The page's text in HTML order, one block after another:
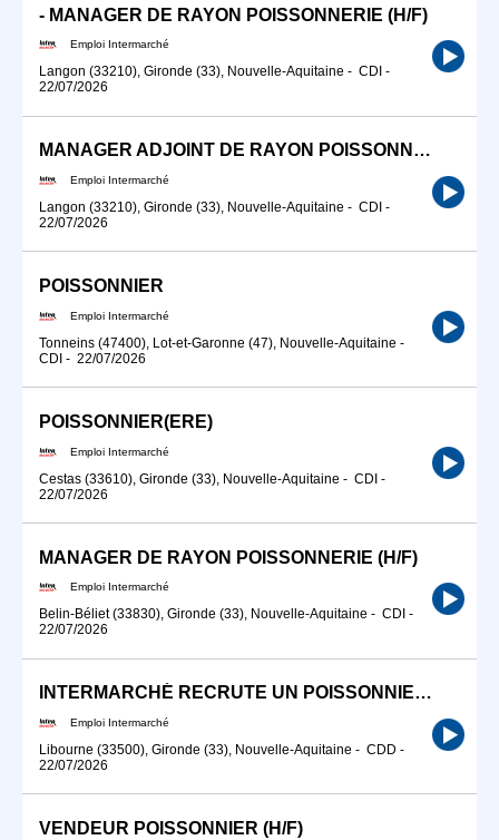
- MANAGER DE RAYON POISSONNERIE (H/F)
Emploi Intermarché
Langon (33210), Gironde (33), Nouvelle-Aquitaine - CDI -
22/07/2026
MANAGER ADJOINT DE RAYON POISSONNERIE (H/F)
Emploi Intermarché
Langon (33210), Gironde (33), Nouvelle-Aquitaine - CDI -
22/07/2026
POISSONNIER
Emploi Intermarché
Tonneins (47400), Lot-et-Garonne (47), Nouvelle-Aquitaine -
CDI - 22/07/2026
POISSONNIER(ERE)
Emploi Intermarché
Cestas (33610), Gironde (33), Nouvelle-Aquitaine - CDI -
22/07/2026
MANAGER DE RAYON POISSONNERIE (H/F)
Emploi Intermarché
Belin-Béliet (33830), Gironde (33), Nouvelle-Aquitaine - CDI -
22/07/2026
INTERMARCHÉ RECRUTE UN POISSONNIER H/F
Emploi Intermarché
Libourne (33500), Gironde (33), Nouvelle-Aquitaine - CDD -
22/07/2026
VENDEUR POISSONNIER (H/F)